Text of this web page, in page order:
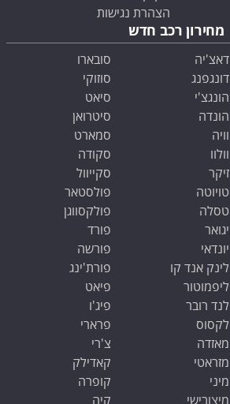
הצהרת נגישות
מחירון רכב חדש
דאצ'יה
דונגפנג
הונגצ'י
הונדה
וויה
וולוו
זיקר
טויוטה
טסלה
יגואר
יונדאי
לינק אנד קו
ליפמוטור
לנד רובר
לקסוס
מאזדה
מזראטי
מיני
מיצובישי
סובארו
סוזוקי
סיאט
סיטרואן
סמארט
סקודה
סקייוול
פולסטאר
פולקסווגן
פורד
פורשה
פורת'ינג
פיאט
פיג'ו
פרארי
צ'רי
קאדילק
קופרה
קיה